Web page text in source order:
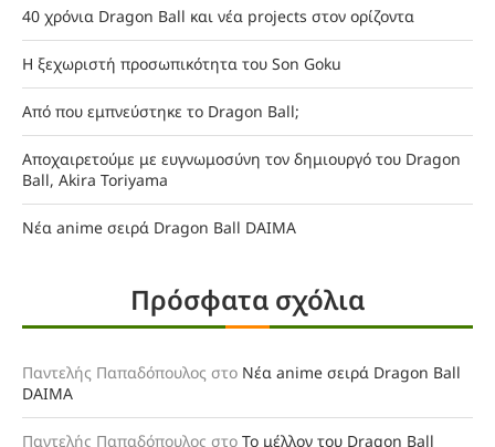
40 χρόνια Dragon Ball και νέα projects στον ορίζοντα
Η ξεχωριστή προσωπικότητα του Son Goku
Από που εμπνεύστηκε το Dragon Ball;
Αποχαιρετούμε με ευγνωμοσύνη τον δημιουργό του Dragon
Ball, Akira Toriyama
Νέα anime σειρά Dragon Ball DAIMA
Πρόσφατα σχόλια
Παντελής Παπαδόπουλος στο Νέα anime σειρά Dragon Ball
DAIMA
Παντελής Παπαδόπουλος στο Το μέλλον του Dragon Ball